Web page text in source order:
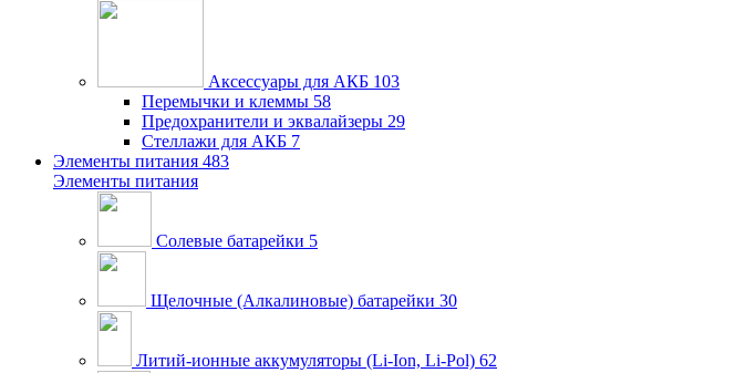
Аксессуары для АКБ 103
Перемычки и клеммы 58
Предохранители и эквалайзеры 29
Стеллажи для АКБ 7
Элементы питания 483
Элементы питания
Солевые батарейки 5
Щелочные (Алкалиновые) батарейки 30
Литий-ионные аккумуляторы (Li-Ion, Li-Pol) 62